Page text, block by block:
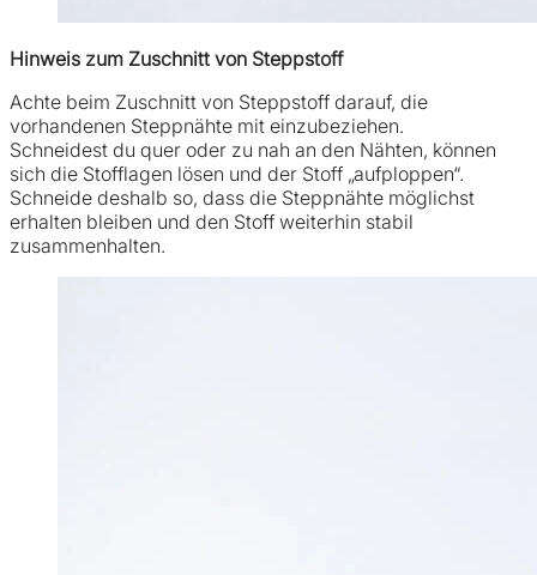
Hinweis zum Zuschnitt von Steppstoff
Achte beim Zuschnitt von Steppstoff darauf, die
vorhandenen Steppnähte mit einzubeziehen.
Schneidest du quer oder zu nah an den Nähten, können
sich die Stofflagen lösen und der Stoff „aufploppen“.
Schneide deshalb so, dass die Steppnähte möglichst
erhalten bleiben und den Stoff weiterhin stabil
zusammenhalten.